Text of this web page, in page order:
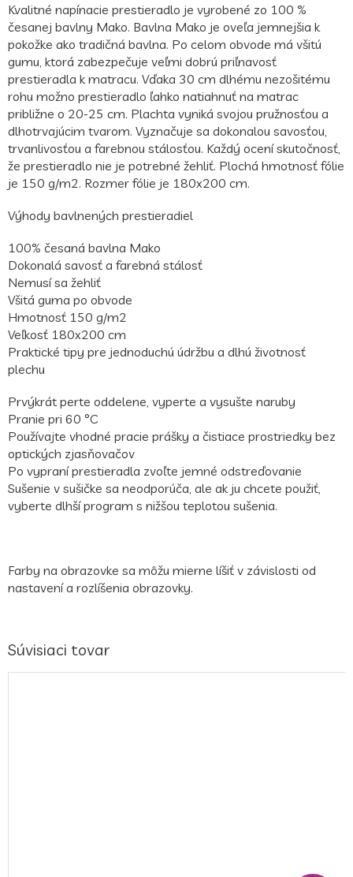
Kvalitné napínacie prestieradlo je vyrobené zo 100 %
česanej bavlny Mako. Bavlna Mako je oveľa jemnejšia k
pokožke ako tradičná bavlna. Po celom obvode má všitú
gumu, ktorá zabezpečuje veľmi dobrú priľnavosť
prestieradla k matracu. Vďaka 30 cm dlhému nezošitému
rohu možno prestieradlo ľahko natiahnuť na matrac
približne o 20-25 cm. Plachta vyniká svojou pružnosťou a
dlhotrvajúcim tvarom. Vyznačuje sa dokonalou savosťou,
trvanlivosťou a farebnou stálosťou. Každý ocení skutočnosť,
že prestieradlo nie je potrebné žehliť. Plochá hmotnosť fólie
je 150 g/m2. Rozmer fólie je 180x200 cm.
Výhody bavlnených prestieradiel
100% česaná bavlna Mako
Dokonalá savosť a farebná stálosť
Nemusí sa žehliť
Všitá guma po obvode
Hmotnosť 150 g/m2
Veľkosť 180x200 cm
Praktické tipy pre jednoduchú údržbu a dlhú životnosť
plechu
Prvýkrát perte oddelene, vyperte a vysušte naruby
Pranie pri 60 °C
Používajte vhodné pracie prášky a čistiace prostriedky bez
optických zjasňovačov
Po vypraní prestieradla zvoľte jemné odstreďovanie
Sušenie v sušičke sa neodporúča, ale ak ju chcete použiť,
vyberte dlhší program s nižšou teplotou sušenia.
Farby na obrazovke sa môžu mierne líšiť v závislosti od
nastavení a rozlíšenia obrazovky.
Súvisiaci tovar